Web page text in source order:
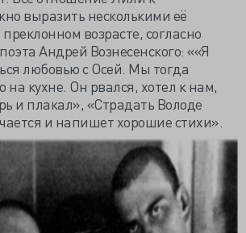
выразить несколькими её
возрасте, согласно
Андрей Вознесенского: ««Я
любовью с Осей. Мы тогда
кухне. Он рвался, хотел к нам,
и плакал», «Страдать Володе
и напишет хорошие стихи».